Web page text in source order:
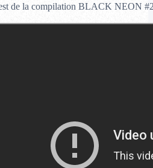
de la compilation BLACK NEON